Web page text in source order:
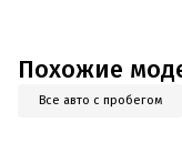
Похожие
Все авто с пробегом